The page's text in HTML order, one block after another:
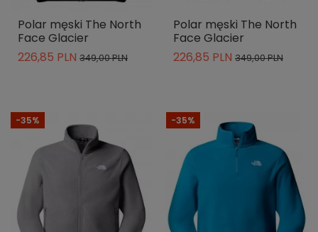
Polar męski The North
Face Glacier
226,85 PLN 349,00 PLN
Polar męski The North
Face Glacier
226,85 PLN 349,00 PLN
-35% -35%